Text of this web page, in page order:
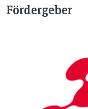
Fördergeber